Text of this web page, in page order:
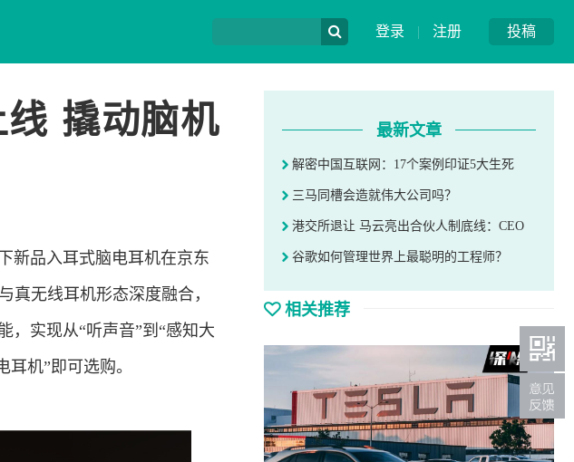
投稿
登录 | 注册
撬动脑机
新品入耳式脑电耳机在京东
真无线耳机形态深度融合，
，实现从“听声音”到“感知大
机”即可选购。
最新文章
解密中国互联网：17个案例印证5大生死
三马同槽会造就伟大公司吗？
港交所退让 马云亮出合伙人制底线：CEO
谷歌如何管理世界上最聪明的工程师？
相关推荐